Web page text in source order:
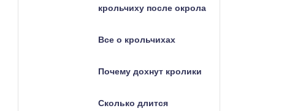
крольчиху после окрола
Все о крольчихах
Почему дохнут кролики
Сколько длится